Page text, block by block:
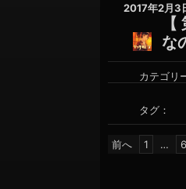
2017年2月3
な
カテゴリ
タグ：
投
前へ 1 …